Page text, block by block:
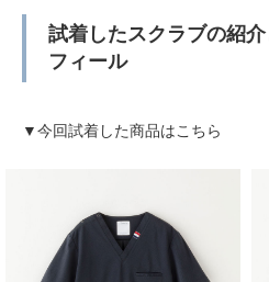
試着したスクラブの紹
フィール
▼今回試着した商品はこちら